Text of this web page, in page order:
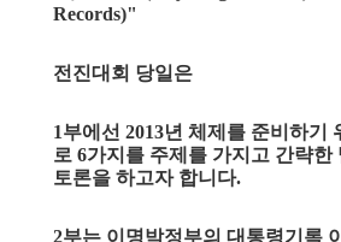
Records)"
전진대회 당일은
1부에선 2013년 체제를 준비하기
로 6가지를 주제를 가지고 간략한
토론을 하고자 합니다.
2부는 이명박정부의 대통령기록